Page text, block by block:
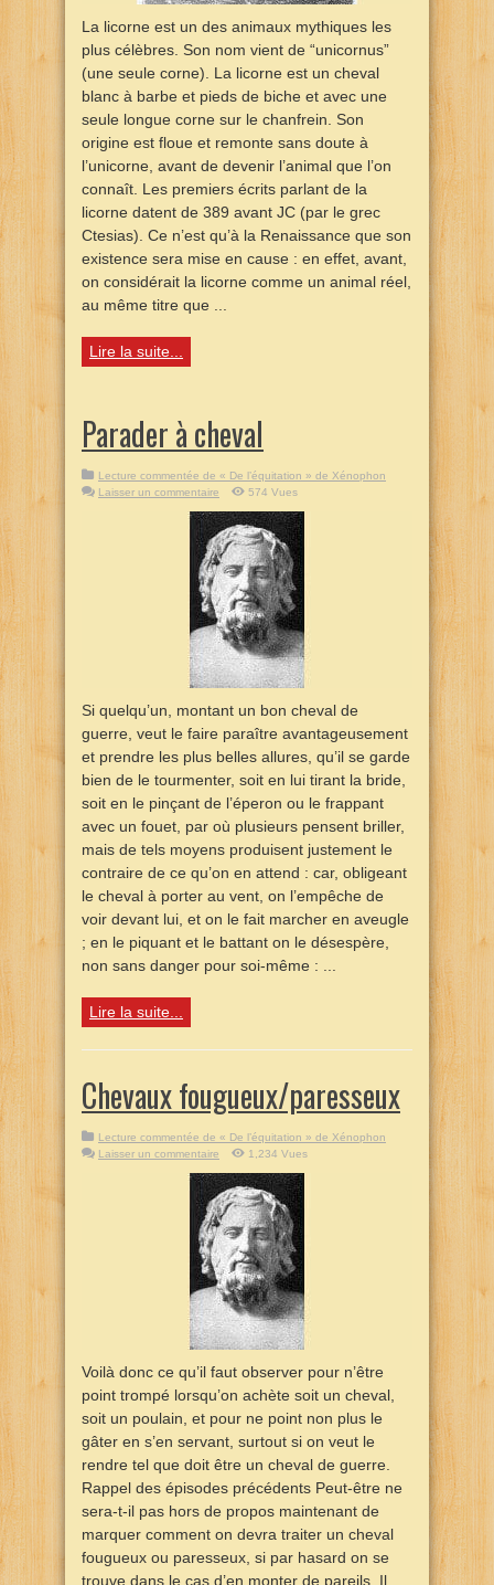
La licorne est un des animaux mythiques les
plus célèbres. Son nom vient de “unicornus”
(une seule corne). La licorne est un cheval
blanc à barbe et pieds de biche et avec une
seule longue corne sur le chanfrein. Son
origine est floue et remonte sans doute à
l’unicorne, avant de devenir l’animal que l’on
connaît. Les premiers écrits parlant de la
licorne datent de 389 avant JC (par le grec
Ctesias). Ce n’est qu’à la Renaissance que son
existence sera mise en cause : en effet, avant,
on considérait la licorne comme un animal réel,
au même titre que ...
Lire la suite...
Parader à cheval
Lecture commentée de « De l’équitation » de Xénophon
Laisser un commentaire
574 Vues
Si quelqu’un, montant un bon cheval de
guerre, veut le faire paraître avantageusement
et prendre les plus belles allures, qu’il se garde
bien de le tourmenter, soit en lui tirant la bride,
soit en le pinçant de l’éperon ou le frappant
avec un fouet, par où plusieurs pensent briller,
mais de tels moyens produisent justement le
contraire de ce qu’on en attend : car, obligeant
le cheval à porter au vent, on l’empêche de
voir devant lui, et on le fait marcher en aveugle
; en le piquant et le battant on le désespère,
non sans danger pour soi-même : ...
Lire la suite...
Chevaux fougueux/paresseux
Lecture commentée de « De l’équitation » de Xénophon
Laisser un commentaire
1,234 Vues
Voilà donc ce qu’il faut observer pour n’être
point trompé lorsqu’on achète soit un cheval,
soit un poulain, et pour ne point non plus le
gâter en s’en servant, surtout si on veut le
rendre tel que doit être un cheval de guerre.
Rappel des épisodes précédents Peut-être ne
sera-t-il pas hors de propos maintenant de
marquer comment on devra traiter un cheval
fougueux ou paresseux, si par hasard on se
trouve dans le cas d’en monter de pareils. Il